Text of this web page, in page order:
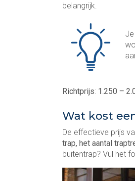
belangrijk.
Richtprijs: 1.250 –
Wat kost
De effectieve prijs
trap, het aantal
buitentrap? Vul het